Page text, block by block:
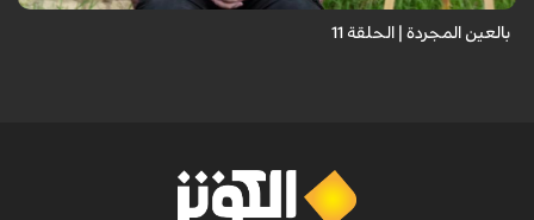
بالعين المجردة | الحلقة 11